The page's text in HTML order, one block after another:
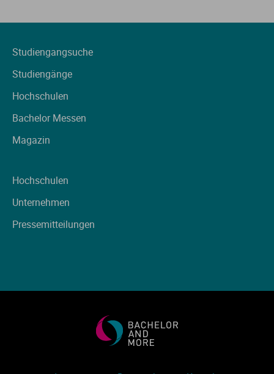
Studiengangsuche
Studiengänge
Hochschulen
Bachelor Messen
Magazin
Hochschulen
Unternehmen
Pressemitteilungen